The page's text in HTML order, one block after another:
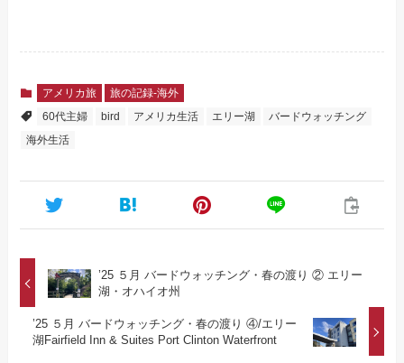
アメリカ旅
旅の記録-海外
60代主婦
bird アメリカ生活 エリー湖
バードウォッチング
海外生活
’25 ５月 バードウォッチング・春の渡り ② エリー
湖・オハイオ州
’25 ５月 バードウォッチング・春の渡り ④/エリー
湖Fairfield Inn & Suites Port Clinton Waterfront